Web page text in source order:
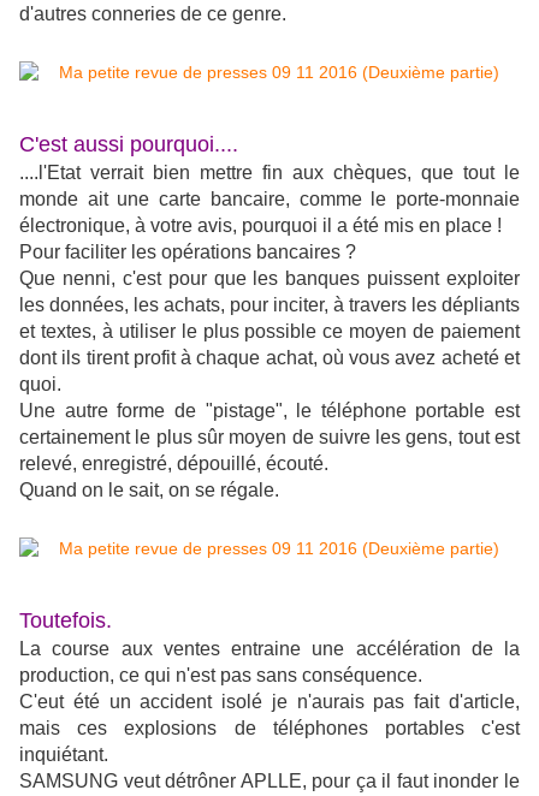
d'autres conneries de ce genre.
C'est aussi pourquoi....
....l'Etat verrait bien mettre fin aux chèques, que tout le
monde ait une carte bancaire, comme le porte-monnaie
électronique, à votre avis, pourquoi il a été mis en place !
Pour faciliter les opérations bancaires ?
Que nenni, c'est pour que les banques puissent exploiter
les données, les achats, pour inciter, à travers les dépliants
et textes, à utiliser le plus possible ce moyen de paiement
dont ils tirent profit à chaque achat, où vous avez acheté et
quoi.
Une autre forme de "pistage", le téléphone portable est
certainement le plus sûr moyen de suivre les gens, tout est
relevé, enregistré, dépouillé, écouté.
Quand on le sait, on se régale.
Toutefois.
La course aux ventes entraine une accélération de la
production, ce qui n'est pas sans conséquence.
C'eut été un accident isolé je n'aurais pas fait d'article,
mais ces explosions de téléphones portables c'est
inquiétant.
SAMSUNG veut détrôner APLLE, pour ça il faut inonder le